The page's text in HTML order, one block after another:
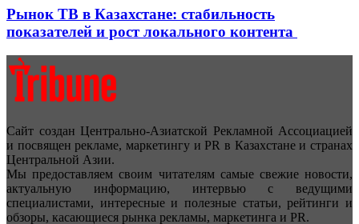
Рынок ТВ в Казахстане: стабильность
показателей и рост локального контента
Сайт создан Центрально-Азиатской Рекламной Ассоциацией
и посвящен рекламе, маркетингу и PR в Казахстане и странах
Центральной Азии.
Мы предоставляем своим читателям самые свежие новости,
актуальную информацию, интервью с ведущими
специалистами, интересные и полезные статьи, рейтинги и
обзоры, касающиеся рынка рекламы, маркетинга и PR.